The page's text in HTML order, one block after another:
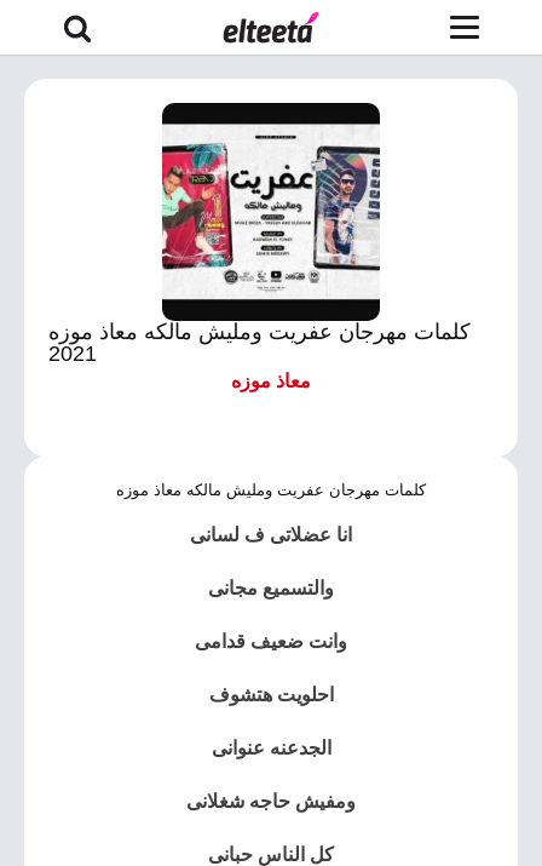
كلمات مهرجان عفريت ومليش مالكه معاذ موزه
2021
معاذ موزه
كلمات مهرجان عفريت ومليش مالكه معاذ موزه
انا عضلاتى ف لسانى
والتسميع مجانى
وانت ضعيف قدامى
احلويت هتشوف
الجدعنه عنوانى
ومفيش حاجه شغلانى
كل الناس حبانى